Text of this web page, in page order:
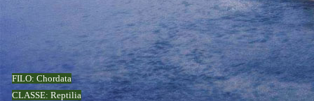
FILO: Chordata
CLASSE: Reptilia